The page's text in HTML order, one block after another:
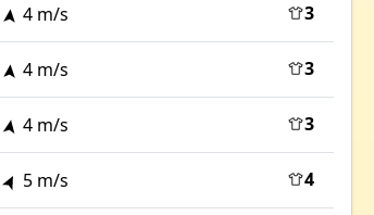
4 m/s 3
4 m/s 3
4 m/s 3
5 m/s 4